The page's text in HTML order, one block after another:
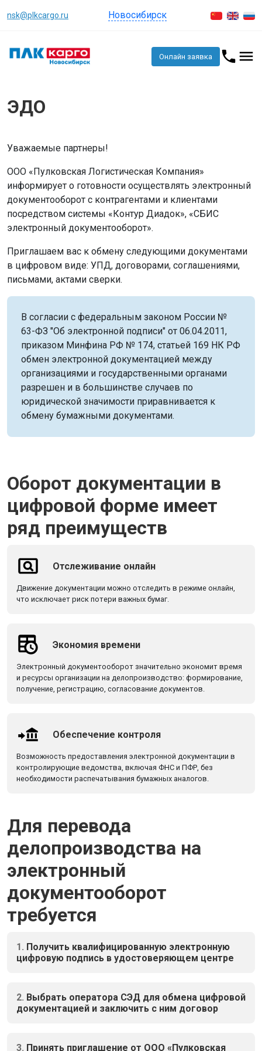
nsk@plkcargo.ru Новосибирск
Онлайн заявка
ЭДО
Уважаемые партнеры!
ООО «Пулковская Логистическая Компания»
информирует о готовности осуществлять электронный
документооборот с контрагентами и клиентами
посредством системы «Контур Диадок», «СБИС
электронный документооборот».
Приглашаем вас к обмену следующими документами
в цифровом виде: УПД, договорами, соглашениями,
письмами, актами сверки.
В согласии с федеральным законом России №
63-ФЗ "Об электронной подписи" от 06.04.2011,
приказом Минфина РФ № 174, статьей 169 НК РФ
обмен электронной документацией между
организациями и государственными органами
разрешен и в большинстве случаев по
юридической значимости приравнивается к
обмену бумажными документами.
Оборот документации в
цифровой форме имеет
ряд преимуществ
Отслеживание онлайн
Движение документации можно отследить в режиме онлайн,
что исключает риск потери важных бумаг.
Экономия времени
Электронный документооборот значительно экономит время
и ресурсы организации на делопроизводство: формирование,
получение, регистрацию, согласование документов.
Обеспечение контроля
Возможность предоставления электронной документации в
контролирующие ведомства, включая ФНС и ПФР, без
необходимости распечатывания бумажных аналогов.
Для перевода
делопроизводства на
электронный
документооборот
требуется
1. Получить квалифицированную электронную
цифровую подпись в удостоверяющем центре
2. Выбрать оператора СЭД для обмена цифровой
документацией и заключить с ним договор
3. Принять приглашение от ООО «Пулковская